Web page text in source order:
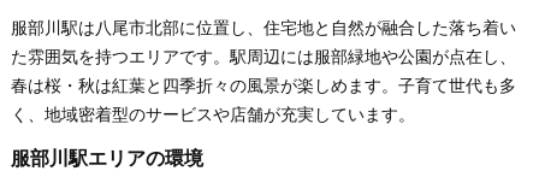
服部川駅は八尾市北部に位置し、住宅地と自然が融合した落ち着い
た雰囲気を持つエリアです。駅周辺には服部緑地や公園が点在し、
春は桜・秋は紅葉と四季折々の風景が楽しめます。子育て世代も多
く、地域密着型のサービスや店舗が充実しています。
服部川駅エリアの環境